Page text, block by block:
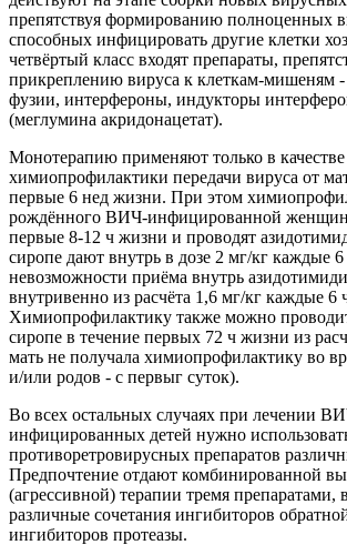
препятствуя формированию полноценных
способных инфицировать другие клетки
четвёртый класс входят препараты,
прикреплению вируса к клеткам-мишеням
фузии, интерфероны, индукторы
(меглумина акридонацетат).
Монотерапию применяют только в качестве
химиопрофилактики передачи вируса от
первые 6 нед жизни. При этом
рождённого ВИЧ-инфицированной
первые 8-12 ч жизни и проводят
сиропе дают внутрь в дозе 2 мг/кг каждые
невозможности приёма внутрь
внутривенно из расчёта 1,6 мг/кг каждые 6
Химиопрофилактику также можно
сиропе в течение первых 72 ч жизни из
мать не получала химиопрофилактику во
и/или родов - с первыг суток).
Во всех остальных случаях при лечении
инфицированных детей нужно
противоретровирусных препаратов
Предпочтение отдают комбинированной
(агрессивной) терапии тремя
различные сочетания ингибиторов
ингибиторов протеазы.